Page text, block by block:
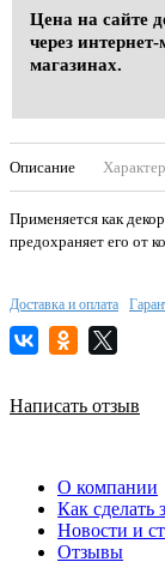
Цена на сайте
через
магазинах.
Описание
Применяется как
предохраняет его от
Доставка и оплата
Написать отзыв
О компании
Как сделать
Новости и
Отзывы